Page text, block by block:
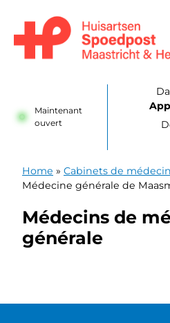
Maintenant
ouvert
Home » Cabinets de
Médecine générale de
Médecins de
générale